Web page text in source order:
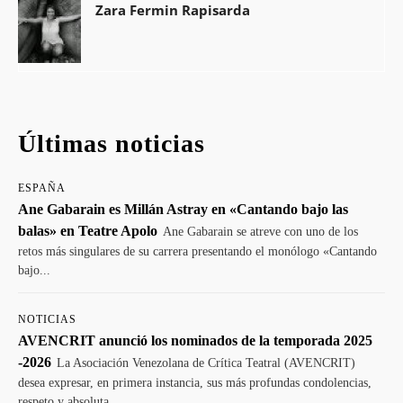
Zara Fermin Rapisarda
Últimas noticias
ESPAÑA
Ane Gabarain es Millán Astray en «Cantando bajo las
balas» en Teatre Apolo Ane Gabarain se atreve con uno de los
retos más singulares de su carrera presentando el monólogo «Cantando
bajo...
NOTICIAS
AVENCRIT anunció los nominados de la temporada 2025
-2026 La Asociación Venezolana de Crítica Teatral (AVENCRIT)
desea expresar, en primera instancia, sus más profundas condolencias,